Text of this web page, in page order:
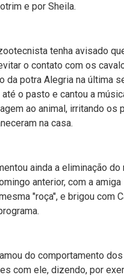
e por Sheila.
tenha avisado
o contato com os
da potra Alegria na última
o pasto e cantou a
ao animal, irritando os
na casa.
ainda a eliminação do
anterior, com a amiga
"roça", e brigou com
do comportamento
com ele, dizendo, por